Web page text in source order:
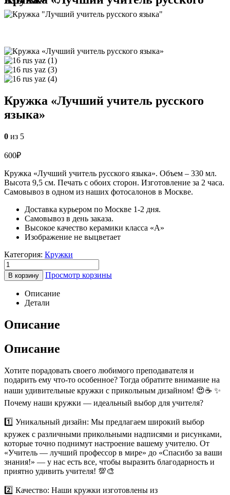
Кружка «Лучший учитель русского
языка»
0 из 5
600₽
Кружка «Лучший учитель русского языка». Объем – 330 мл.
Высота 9,5 см. Печать с обоих сторон. Изготовление за 2 часа.
Самовывоз в одном из наших фотосалонов в Москве.
Доставка курьером по Москве 1-2 дня.
Самовывоз в день заказа.
Высокое качество керамики класса «А»
Изображение не выцветает
Категория: Кружки
В корзину Просмотр корзины
Описание
Детали
Описание
Описание
Хотите порадовать своего любимого преподавателя и
подарить ему что-то особенное? Тогда обратите внимание на
наши удивительные кружки с прикольным дизайном! 😍☕️ ✨
Почему наши кружки — идеальный выбор для учителя?
1️⃣ Уникальный дизайн: Мы предлагаем широкий выбор
кружек с различными прикольными надписями и рисунками,
которые точно поднимут настроение вашему учителю. От
«Учитель — лучший профессор в мире» до «Спасибо за ваши
знания!» — у нас есть все, чтобы выразить благодарность и
приятно удивить учителя! 💯🎨
2️⃣ Качество: Наши кружки изготовлены из